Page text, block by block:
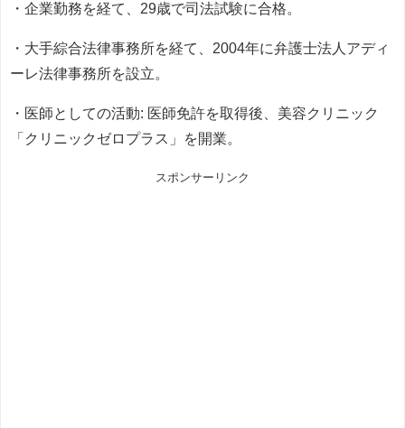
・企業勤務を経て、29歳で司法試験に合格。
・大手綜合法律事務所を経て、2004年に弁護士法人アディ
ーレ法律事務所を設立。
・医師としての活動: 医師免許を取得後、美容クリニック
「クリニックゼロプラス」を開業。
スポンサーリンク